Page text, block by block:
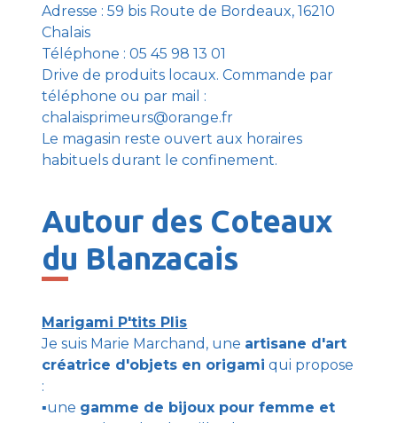
Adresse : 59 bis Route de Bordeaux, 16210
Chalais
Téléphone : 05 45 98 13 01
Drive de produits locaux. Commande par
téléphone ou par mail :
chalaisprimeurs@orange.fr
Le magasin reste ouvert aux horaires
habituels durant le confinement.
Autour des Coteaux
du Blanzacais
Marigami P'tits Plis
Je suis Marie Marchand, une artisane d'art
créatrice d'objets en origami qui propose
:
▪︎une gamme de bijoux pour femme et